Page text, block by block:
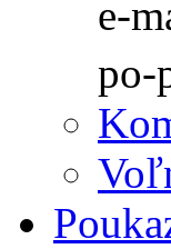
e-
po-